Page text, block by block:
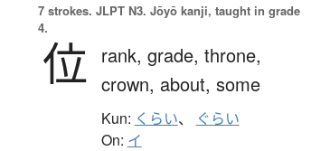
7 strokes. JLPT N3. Jōyō kanji, taught in grade
4.
位 rank, grade, throne,
crown, about, some
Kun: くらい、 ぐらい
On: イ